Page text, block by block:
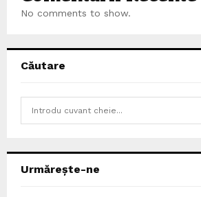
No comments to show.
Căutare
h
Urmărește-ne